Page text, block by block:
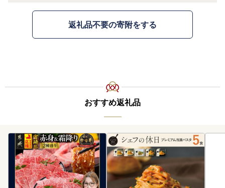
返礼品不要の寄附をする
おすすめ返礼品